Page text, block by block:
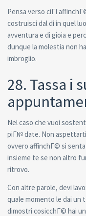
Pensa verso ciГІ
costruisci dal di in quel
avventura e di gioia e
dunque la molestia non
imbroglio.
28. Tassa i
Nel caso che vuoi
piГ№ date. Non
ovvero affinchГ© si
insieme te se non altro
ritrovo.
Con altre parole, devi
quale momento le dai un
dimostri cosicchГ© hai